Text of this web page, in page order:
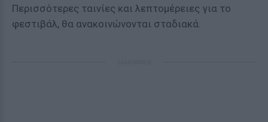
Περισσότερες ταινίες και λεπτομέρειες για το
φεστιβάλ, θα ανακοινώνονται σταδιακά.